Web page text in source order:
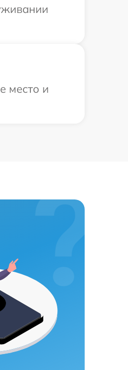
место и